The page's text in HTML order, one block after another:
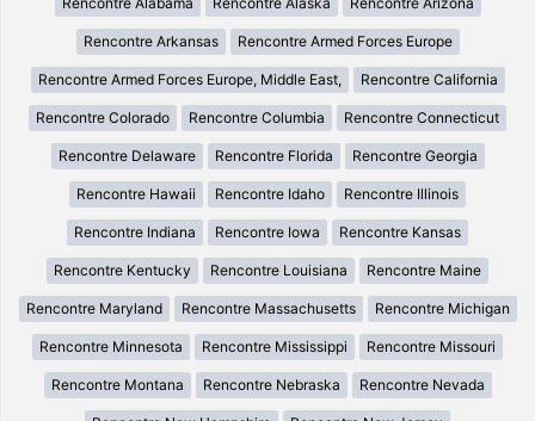
Rencontre Arkansas Rencontre Armed Forces Europe
Rencontre Armed Forces Europe, Middle East, Rencontre California
Rencontre Colorado Rencontre Columbia Rencontre Connecticut
Rencontre Delaware Rencontre Florida Rencontre Georgia
Rencontre Hawaii Rencontre Idaho Rencontre Illinois
Rencontre Indiana Rencontre Iowa Rencontre Kansas
Rencontre Kentucky Rencontre Louisiana Rencontre Maine
Rencontre Maryland Rencontre Massachusetts Rencontre Michigan
Rencontre Minnesota Rencontre Mississippi Rencontre Missouri
Rencontre Montana Rencontre Nebraska Rencontre Nevada